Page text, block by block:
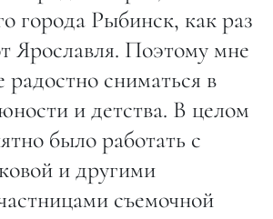
города Рыбинск, как раз
Ярославля. Поэтому мне
радостно сниматься в
и детства. В целом
было работать с
и другими
съемочной